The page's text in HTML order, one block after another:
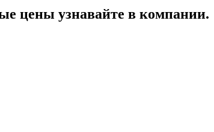
цены узнавайте в компании.